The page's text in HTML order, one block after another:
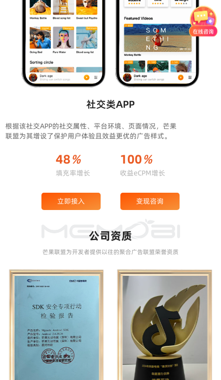
社交类APP
根据该社交APP的社交属性、平台环境、页面情况，芒果
联盟为其增设了保护用户体验且效益更优的广告样式。
48%
填充率增长
100%
收益eCPM增长
立即接入 变现咨询
公司资质
芒果联盟为开发者提供以往的聚合广告联盟荣誉资质